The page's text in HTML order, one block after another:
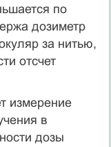
по
дозиметр
за нитью,
отсчет
измерение
в
дозы